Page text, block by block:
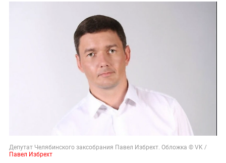
Депутат Челябинского заксобрания Павел Избрехт. Обложка © VK /
Павел Избрехт